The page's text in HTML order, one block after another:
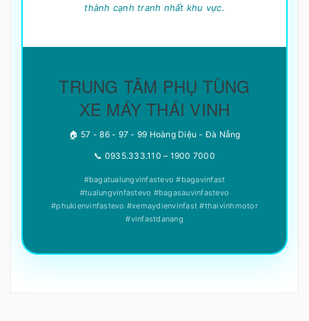
thành cạnh tranh nhất khu vực.
TRUNG TÂM PHỤ TÙNG
XE MÁY THÁI VINH
🏠 57 - 86 - 97 - 99 Hoàng Diệu - Đà Nẵng
📞 0935.333.110 – 1900 7000
#bagatualungvinfastevo #bagavinfast
#tualungvinfastevo #bagasauvinfastevo
#phukienvinfastevo #xemaydienvinfast #thaivinhmotor
#vinfastdanang